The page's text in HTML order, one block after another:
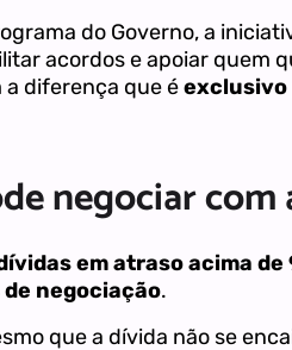
do Governo, a
acordos e apoiar quem
diferença que éexclusivo
negociar com
em atraso acima
negociação.
que a dívida não se